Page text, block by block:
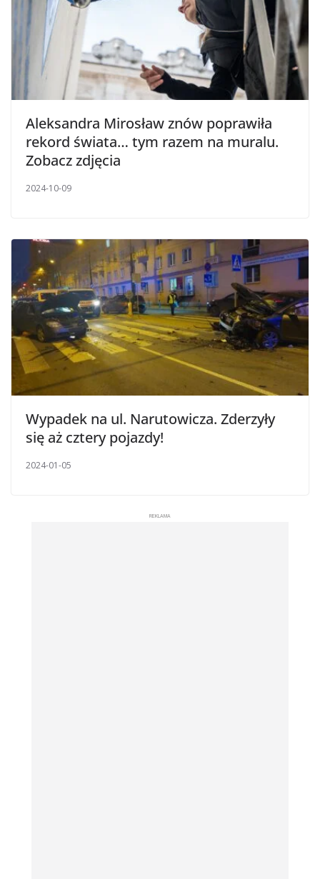
Aleksandra Mirosław znów poprawiła
rekord świata… tym razem na muralu.
Zobacz zdjęcia
2024-10-09
Wypadek na ul. Narutowicza. Zderzyły
się aż cztery pojazdy!
2024-01-05
REKLAMA